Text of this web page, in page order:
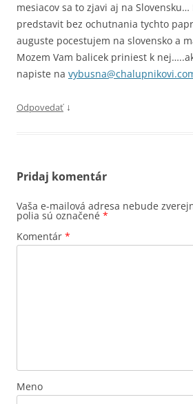
mesiacov sa to zjavi aj na
predstavit bez ochutnania tychto
auguste pocestujem na slovensko a
Mozem Vam balicek priniest k
napiste na
Odpovedať ↓
Pridaj komentár
Vaša e-mailová adresa nebude
polia sú označené *
Komentár *
Meno